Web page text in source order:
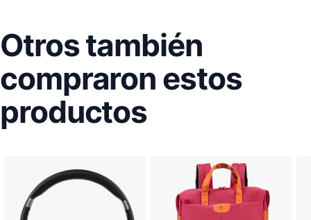
Otros también
compraron estos
productos